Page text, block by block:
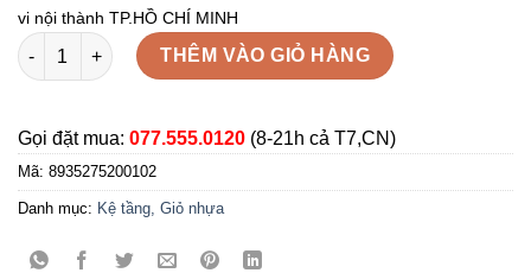
vi nội thành TP.HỒ CHÍ MINH
Kệ chén bát Tokyo số lượng
THÊM VÀO GIỎ HÀNG
Gọi đặt mua: 077.555.0120 (8-21h cả T7,CN)
Mã: 8935275200102
Danh mục: Kệ tầng, Giỏ nhựa